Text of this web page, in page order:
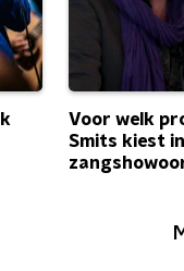
Voor welk
Smits kiest